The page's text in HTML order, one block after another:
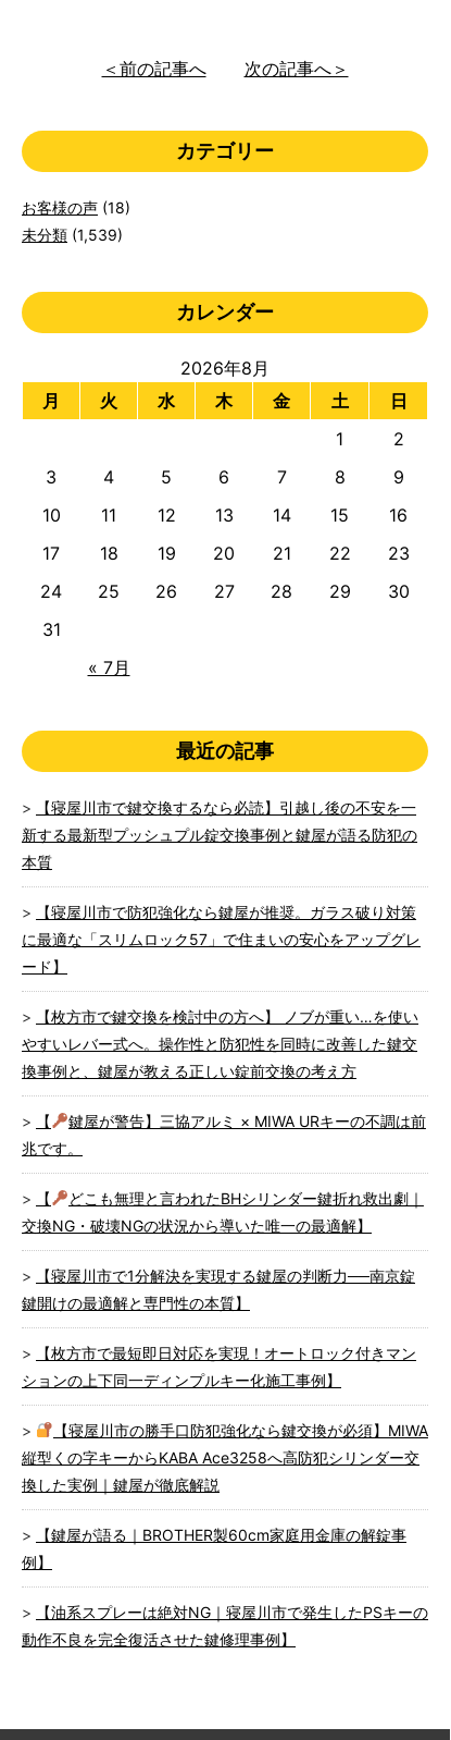
＜前の記事へ 次の記事へ＞
カテゴリー
お客様の声 (18)
未分類 (1,539)
カレンダー
2026年8月
月
火 水 木 金 土 日
« 7月
1
2
3
4 5 6 7 8
9
10
11 12 13 14 15
16
17
18 19 20 21 22
23
24
25 26 27 28 29
30
31
最近の記事
【寝屋川市で鍵交換するなら必読】引越し後の不安を一
新する最新型プッシュプル錠交換事例と鍵屋が語る防犯の
本質
【寝屋川市で防犯強化なら鍵屋が推奨。ガラス破り対策
に最適な「スリムロック57」で住まいの安心をアップグレ
ード】
【枚方市で鍵交換を検討中の方へ】 ノブが重い…を使い
やすいレバー式へ。操作性と防犯性を同時に改善した鍵交
換事例と、鍵屋が教える正しい錠前交換の考え方
【
鍵屋が警告】三協アルミ × MIWA URキーの不調は前
兆です。
【
どこも無理と言われたBHシリンダー鍵折れ救出劇｜
交換NG・破壊NGの状況から導いた唯一の最適解】
【寝屋川市で1分解決を実現する鍵屋の判断力──南京錠
鍵開けの最適解と専門性の本質】
【枚方市で最短即日対応を実現！オートロック付きマン
ションの上下同一ディンプルキー化施工事例】
【寝屋川市の勝手口防犯強化なら鍵交換が必須】MIWA
縦型くの字キーからKABA Ace3258へ高防犯シリンダー交
換した実例｜鍵屋が徹底解説
【鍵屋が語る｜BROTHER製60cm家庭用金庫の解錠事
例】
【油系スプレーは絶対NG｜寝屋川市で発生したPSキーの
動作不良を完全復活させた鍵修理事例】